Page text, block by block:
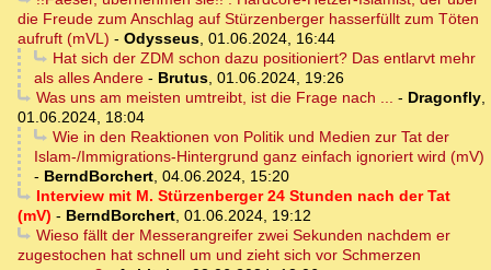
die Freude zum Anschlag auf Stürzenberger hasserfüllt zum Töten
aufruft (mVL) - Odysseus, 01.06.2024, 16:44
Hat sich der ZDM schon dazu positioniert? Das entlarvt mehr
als alles Andere - Brutus, 01.06.2024, 19:26
Was uns am meisten umtreibt, ist die Frage nach ... - Dragonfly,
01.06.2024, 18:04
Wie in den Reaktionen von Politik und Medien zur Tat der
Islam-/Immigrations-Hintergrund ganz einfach ignoriert wird (mV)
- BerndBorchert, 04.06.2024, 15:20
Interview mit M. Stürzenberger 24 Stunden nach der Tat
(mV) - BerndBorchert, 01.06.2024, 19:12
Wieso fällt der Messerangreifer zwei Sekunden nachdem er
zugestochen hat schnell um und zieht sich vor Schmerzen